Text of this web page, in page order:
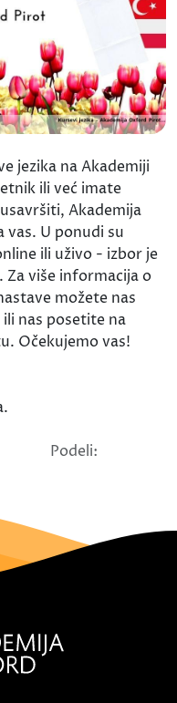
jezika na Akademiji
ili već imate
Akademija
U ponudi su
ili uživo - izbor je
Za više informacija o
možete nas
nas posetite na
Očekujemo vas!
Podeli: